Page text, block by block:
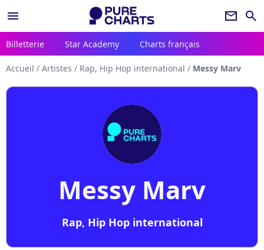
menu newsletter search
Billetterie Star Academy Charts français
Accueil / Artistes / Rap, Hip Hop international / Messy Marv
Messy Marv
Rap, Hip Hop international